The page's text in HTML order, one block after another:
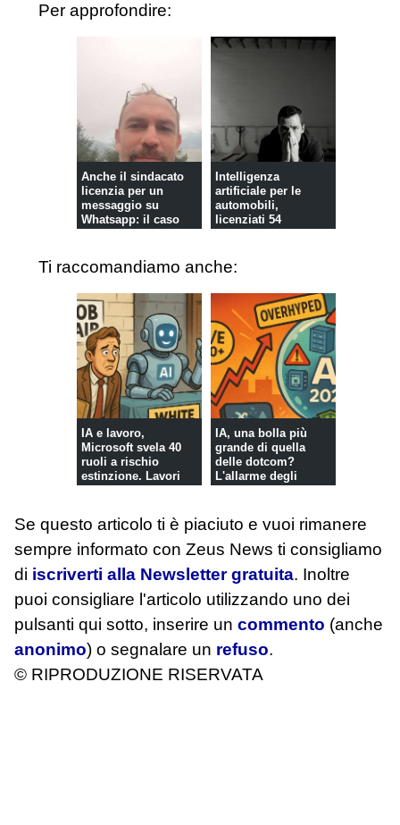
Per approfondire:
Anche il sindacato
licenzia per un
messaggio su
Whatsapp: il caso
Intelligenza
artificiale per le
automobili,
licenziati 54
Ti raccomandiamo anche:
IA e lavoro,
Microsoft svela 40
ruoli a rischio
estinzione. Lavori
IA, una bolla più
grande di quella
delle dotcom?
L'allarme degli
Se questo articolo ti è piaciuto e vuoi rimanere
sempre informato con Zeus News ti consigliamo
di iscriverti alla Newsletter gratuita. Inoltre
puoi consigliare l'articolo utilizzando uno dei
pulsanti qui sotto, inserire un commento (anche
anonimo) o segnalare un refuso.
© RIPRODUZIONE RISERVATA